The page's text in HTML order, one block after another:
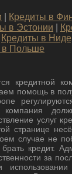
Кредиты в
в Эстонии
Кредиты в
в Польше
кредитной
помощь в
компания
услуг
странице
случае не
кредит.
за